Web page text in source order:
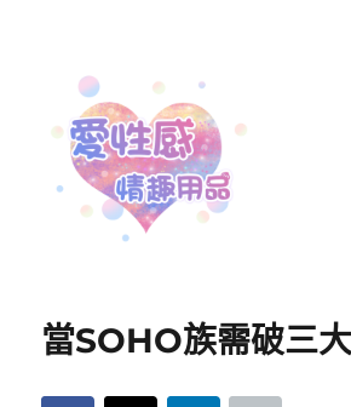
當SOHO族需破三